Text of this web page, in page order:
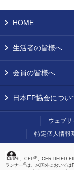
HOME
生活者の皆様へ
会員の皆様へ
日本FP協会につい
ウェブ
特定個人情報
、CFP®、CERTIFIED
ランナー®は、米国外において